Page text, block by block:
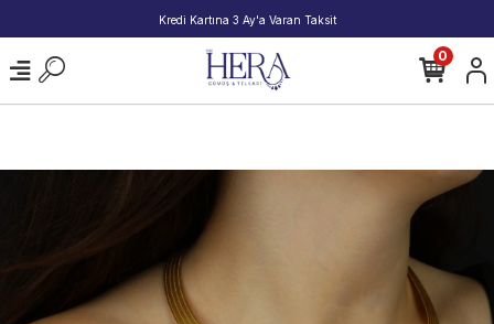
2000 TL ve Üzeri Alışverişlerde Kargo Bedava!
0